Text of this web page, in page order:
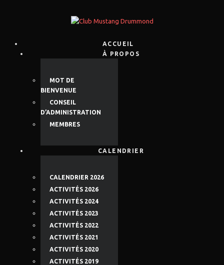
ACCUEIL
À PROPOS
MOT DE
BIENVENUE
CONSEIL
D’ADMINISTRATION
MEMBRES
CALENDRIER
CALENDRIER 2026
ACTIVITÉS 2026
ACTIVITÉS 2024
ACTIVITÉS 2023
ACTIVITÉS 2022
ACTIVITÉS 2021
ACTIVITÉS 2020
ACTIVITÉS 2019